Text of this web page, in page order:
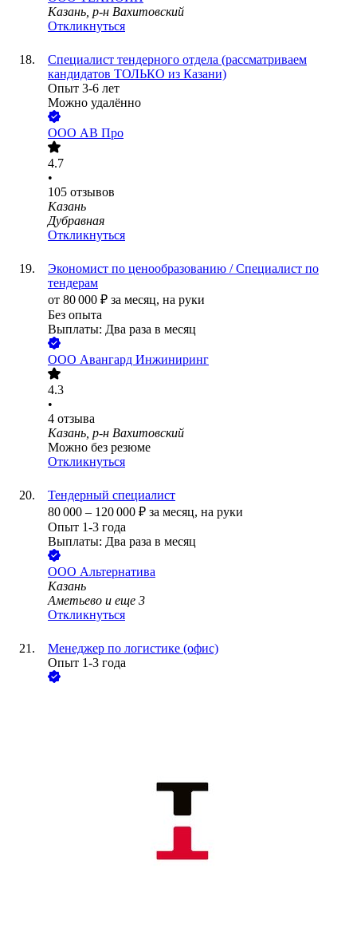
Казань, р-н Вахитовский
Откликнуться
Специалист тендерного отдела (рассматриваем
кандидатов ТОЛЬКО из Казани)
Опыт 3-6 лет
Можно удалённо
ООО АВ Про
4.7
•
105 отзывов
Казань
Дубравная
Откликнуться
Экономист по ценообразованию / Специалист по
тендерам
от 80 000 ₽ за месяц, на руки
Без опыта
Выплаты: Два раза в месяц
ООО Авангард Инжиниринг
4.3
•
4 отзыва
Казань, р-н Вахитовский
Можно без резюме
Откликнуться
Тендерный специалист
80 000 – 120 000 ₽ за месяц, на руки
Опыт 1-3 года
Выплаты: Два раза в месяц
ООО Альтернатива
Казань
Аметьево и еще 3
Откликнуться
Менеджер по логистике (офис)
Опыт 1-3 года